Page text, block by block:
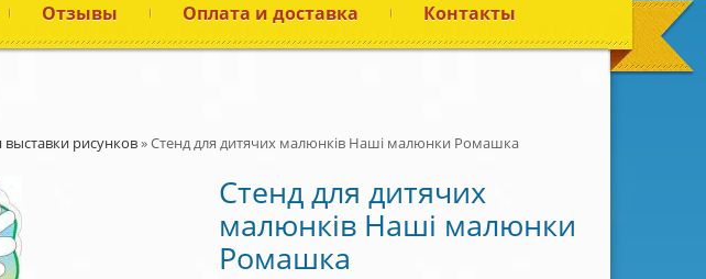
Отзывы Оплата и доставка Контакты
выставки рисунков»Стенд для дитячих малюнків Наші малюнки Ромашка
Стенд для дитячих
малюнків Наші малюнки
Ромашка